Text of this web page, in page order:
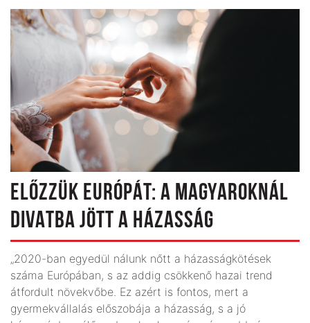
ELŐZZÜK EURÓPÁT: A MAGYAROKNÁL
DIVATBA JÖTT A HÁZASSÁG
„2020-ban egyedül nálunk nőtt a házasságkötések
száma Európában, s az addig csökkenő hazai trend
átfordult növekvőbe. Ez azért is fontos, mert a
gyermekvállalás előszobája a házasság, s a jó